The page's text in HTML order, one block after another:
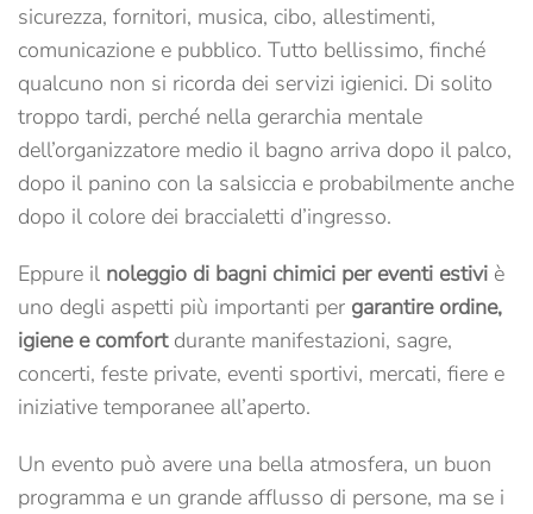
sicurezza, fornitori, musica, cibo, allestimenti,
comunicazione e pubblico. Tutto bellissimo, finché
qualcuno non si ricorda dei servizi igienici. Di solito
troppo tardi, perché nella gerarchia mentale
dell’organizzatore medio il bagno arriva dopo il palco,
dopo il panino con la salsiccia e probabilmente anche
dopo il colore dei braccialetti d’ingresso.
Eppure il noleggio di bagni chimici per eventi estivi è
uno degli aspetti più importanti per garantire ordine,
igiene e comfortdurante manifestazioni, sagre,
concerti, feste private, eventi sportivi, mercati, fiere e
iniziative temporanee all’aperto.
Un evento può avere una bella atmosfera, un buon
programma e un grande afflusso di persone, ma se i